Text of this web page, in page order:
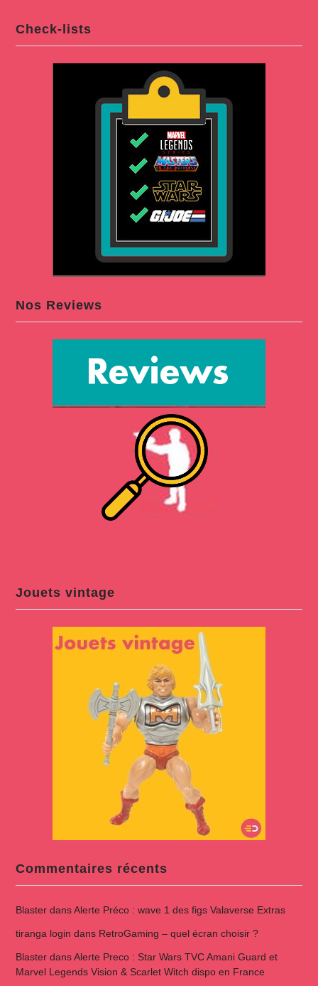
Check-lists
Nos Reviews
Jouets vintage
Commentaires récents
BlasterdansAlerte Préco : wave 1 des figs Valaverse Extras
tiranga login dans RetroGaming – quel écran choisir ?
BlasterdansAlerte Preco : Star Wars TVC Amani Guard et
Marvel Legends Vision & Scarlet Witch dispo en France